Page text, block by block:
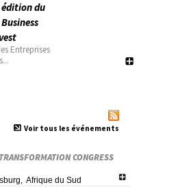
édition du
Business
Entreprises
Voir tous les événements
CONGRESS
Afrique du Sud